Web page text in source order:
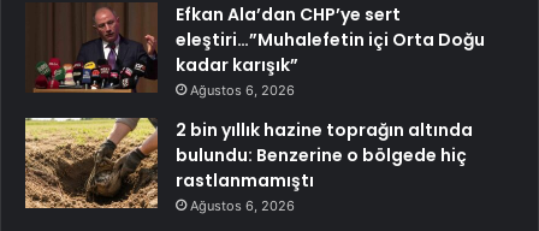
Efkan Ala’dan CHP’ye sert
eleştiri…”Muhalefetin içi Orta Doğu
kadar karışık”
Ağustos 6, 2026
2 bin yıllık hazine toprağın altında
bulundu: Benzerine o bölgede hiç
rastlanmamıştı
Ağustos 6, 2026